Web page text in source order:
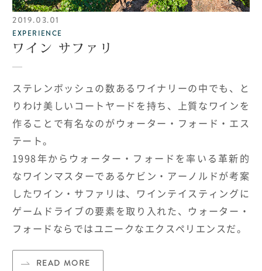
2019.03.01
EXPERIENCE
ワイン サファリ
ステレンボッシュの数あるワイナリーの中でも、と
りわけ美しいコートヤードを持ち、上質なワインを
作ることで有名なのがウォーター・フォード・エス
テート。
1998年からウォーター・フォードを率いる革新的
なワインマスターであるケビン・アーノルドが考案
したワイン・サファリは、ワインテイスティングに
ゲームドライブの要素を取り入れた、ウォーター・
フォードならではユニークなエクスペリエンスだ。
READ MORE